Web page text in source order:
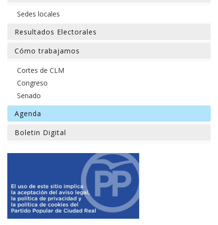
Sedes locales
Resultados Electorales
Cómo trabajamos
Cortes de CLM
Congreso
Senado
Agenda
Boletin Digital